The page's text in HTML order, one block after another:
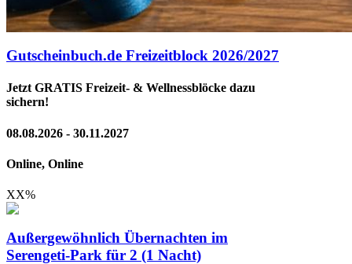
Gutscheinbuch.de Freizeitblock 2026/2027
Jetzt GRATIS Freizeit- & Wellnessblöcke dazu
sichern!
08.08.2026 - 30.11.2027
Online, Online
XX%
Außergewöhnlich Übernachten im
Serengeti-Park für 2 (1 Nacht)